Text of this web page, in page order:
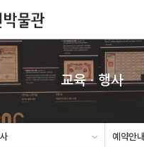
교육 · 행사
예약안내